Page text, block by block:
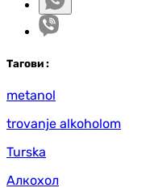
Тагови :
metanol
trovanje alkoholom
Turska
Алкохол